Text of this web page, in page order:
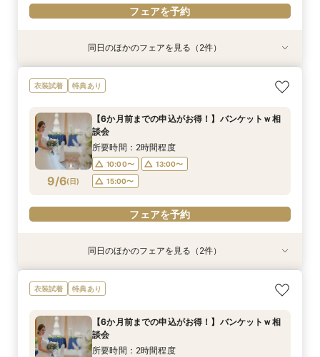
フェアを予約
特典あり
9/5(土)
【初めての式場見学も安心♪】スタートアップ相
談会
10:00〜
15:00〜
フェアを予約
特典あり
9/5(土)
新作衣裳続々入荷！衣装試着＆相談会
10:00〜
13:00〜
15:00〜
フェアを予約
同日のほかのフェアを見る（2件）
衣装試着 特典あり
9/6(日)
【6か月前までの申込がお得！】バンケットｗ相
談会
所要時間：2時間程度
10:00〜
13:00〜
15:00〜
フェアを予約
特典あり
9/6(日)
【初めての式場見学も安心♪】スタートアップ相
談会
10:00〜
15:00〜
特典あり
9/6(日)
新作衣裳続々入荷！衣装試着＆相談会
10:00〜
13:00〜
15:00〜
同日のほかのフェアを見る（2件）
衣装試着 特典あり
【6か月前までの申込がお得！】バンケットｗ相
談会
所要時間：2時間程度